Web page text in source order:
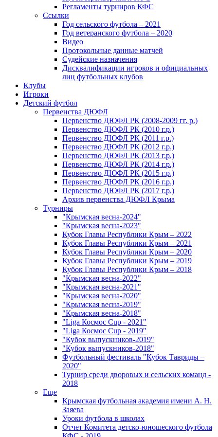
Регламенты турниров КФС
Ссылки
Год сельского футбола – 2021
Год ветеранского футбола – 2020
Видео
Протокольные данные матчей
Судейские назначения
Дисквалификации игроков и официальных
лиц футбольных клубов
Клубы
Игроки
Детский футбол
Первенства ДЮФЛ
Первенство ДЮФЛ РК (2008-2009 гг. р.)
Первенство ДЮФЛ РК (2010 г.р.)
Первенство ДЮФЛ РК (2011 г.р.)
Первенство ДЮФЛ РК (2012 г.р.)
Первенство ДЮФЛ РК (2013 г.р.)
Первенство ДЮФЛ РК (2014 г.р.)
Первенство ДЮФЛ РК (2015 г.р.)
Первенство ДЮФЛ РК (2016 г.р.)
Первенство ДЮФЛ РК (2017 г.р.)
Архив первенства ДЮФЛ Крыма
Турниры
"Крымская весна-2024"
"Крымская весна-2023"
Кубок Главы Республики Крым – 2022
Кубок Главы Республики Крым – 2021
Кубок Главы Республики Крым – 2020
Кубок Главы Республики Крым – 2019
Кубок Главы Республики Крым – 2018
"Крымская весна-2022"
"Крымская весна-2021"
"Крымская весна-2020"
"Крымская весна-2019"
"Крымская весна-2018"
"Liga Космос Cup - 2021"
"Liga Космос Cup - 2019"
"Кубок выпускников-2019"
"Кубок выпускников-2018"
Футбольный фестиваль "Кубок Тавриды –
2020"
Турнир среди дворовых и сельских команд -
2018
Еще
Крымская футбольная академия имени А. Н.
Заяева
Уроки футбола в школах
Отчет Комитета детско-юношеского футбола